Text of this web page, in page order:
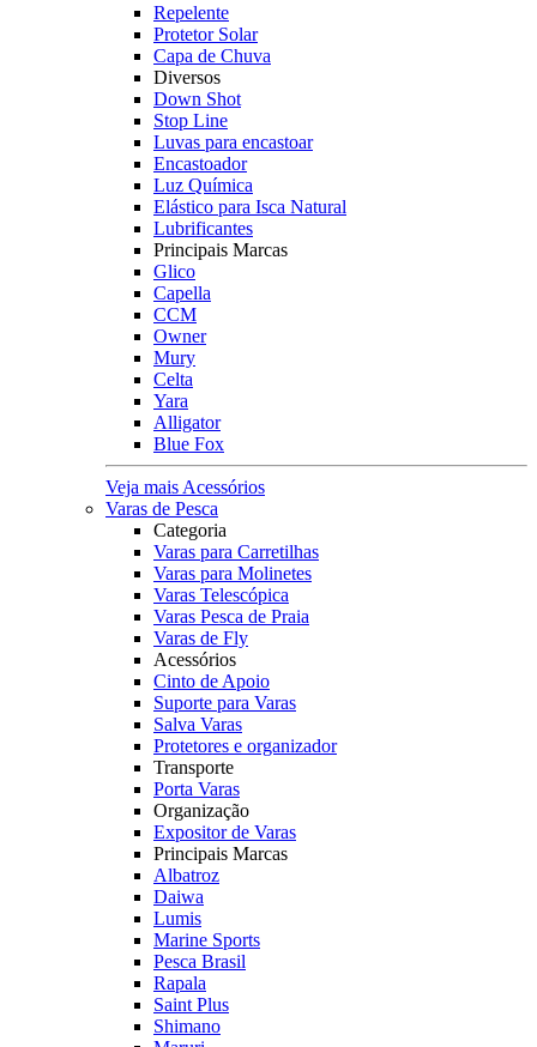
Repelente
Protetor Solar
Capa de Chuva
Diversos
Down Shot
Stop Line
Luvas para encastoar
Encastoador
Luz Química
Elástico para Isca Natural
Lubrificantes
Principais Marcas
Glico
Capella
CCM
Owner
Mury
Celta
Yara
Alligator
Blue Fox
Veja mais Acessórios
Varas de Pesca
Categoria
Varas para Carretilhas
Varas para Molinetes
Varas Telescópica
Varas Pesca de Praia
Varas de Fly
Acessórios
Cinto de Apoio
Suporte para Varas
Salva Varas
Protetores e organizador
Transporte
Porta Varas
Organização
Expositor de Varas
Principais Marcas
Albatroz
Daiwa
Lumis
Marine Sports
Pesca Brasil
Rapala
Saint Plus
Shimano